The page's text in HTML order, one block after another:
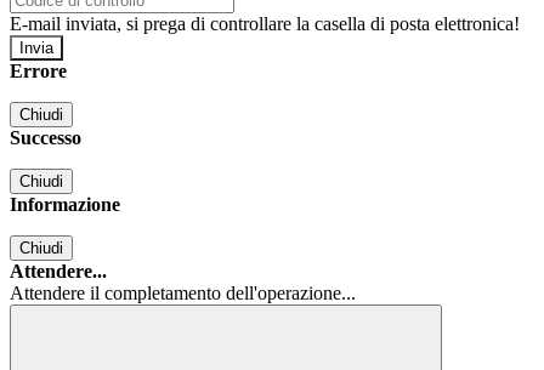
E-mail inviata, si prega di controllare la casella di posta elettronica!
Errore
Chiudi
Successo
Chiudi
Informazione
Chiudi
Attendere...
Attendere il completamento dell'operazione...